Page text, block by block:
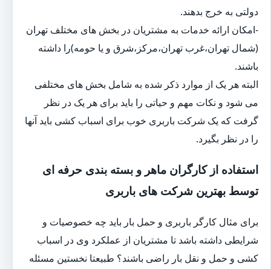
دولتی به خرج بدهند.
-امکان ارائه خدمات به مشتریان در بخش های مختلف تهران
(شمال تهران،غرب تهران،مرکز،شرق و یا حومه)را داشته
باشند.
البته هر یک از موارد ذکر شده به شامل بخش های مختلفی
می شود و نکات مهم و حیاتی را باید برای هر یک در نظر
گرفت که یک شرکت باربری خوب برای اسباب کشی باید آنها
را در نظر بگیرد.
استفاده از کارگران ماهر و بسته بندی حرفه ای
توسط بهترین شرکت های باربری
برای مثال کارگر باربری و حمل بار باید چه خصوصیات و
شرایطی داشته باشد تا مشتریان از عملکرد وی در اسباب
کشی و حمل و نقل بار راضی باشند؟ طبیعتا نخستین مسئله